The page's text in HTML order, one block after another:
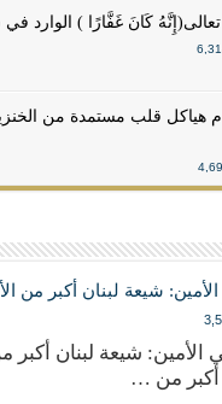
كَانَ غَفَّارًا ) الوارد
هياكل قلب مستمدة من
الأمين: شيعة لبنان أكبر من
الأمين: شيعة لبنان
من …